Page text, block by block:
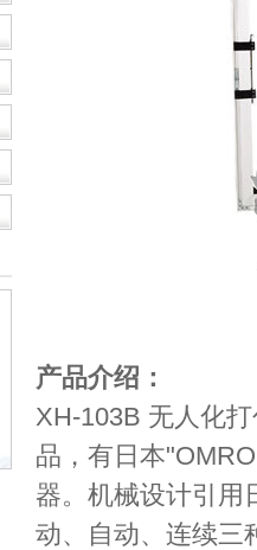
产品介绍：
XH-103B 无人化
品，有日本
器。机械设计引用
动、自动、连续三